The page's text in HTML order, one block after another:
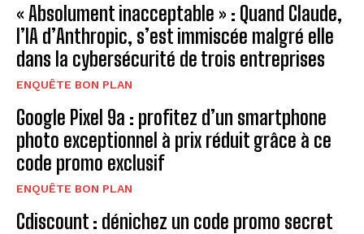
« Absolument inacceptable » : Quand Claude,
l’IA d’Anthropic, s’est immiscée malgré elle
dans la cybersécurité de trois entreprises
ENQUÊTE BON PLAN
Google Pixel 9a : profitez d’un smartphone
photo exceptionnel à prix réduit grâce à ce
code promo exclusif
ENQUÊTE BON PLAN
Cdiscount : dénichez un code promo secret